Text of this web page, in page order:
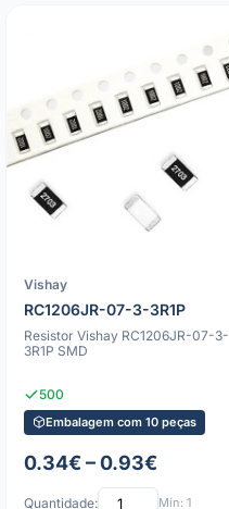
Vishay
RC1206JR-07-3-3R1P
Resistor Vishay RC1206JR-07-3-
3R1P SMD
500
Embalagem com 10 peças
0.34€ – 0.93€
Quantidade: Mín: 1